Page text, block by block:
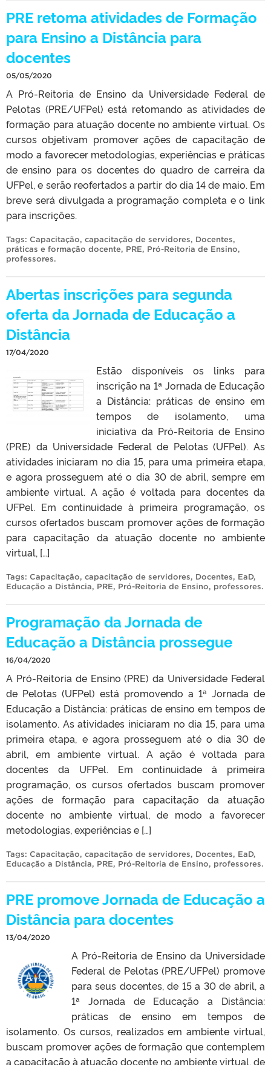
PRE retoma atividades de Formação
para Ensino a Distância para
docentes
05/05/2020
A Pró-Reitoria de Ensino da Universidade Federal de
Pelotas (PRE/UFPel) está retomando as atividades de
formação para atuação docente no ambiente virtual. Os
cursos objetivam promover ações de capacitação de
modo a favorecer metodologias, experiências e práticas
de ensino para os docentes do quadro de carreira da
UFPel, e serão reofertados a partir do dia 14 de maio. Em
breve será divulgada a programação completa e o link
para inscrições.
Tags: Capacitação, capacitação de servidores, Docentes,
práticas e formação docente, PRE, Pró-Reitoria de Ensino,
professores.
Abertas inscrições para segunda
oferta da Jornada de Educação a
Distância
17/04/2020
Estão disponíveis os links para
inscrição na 1ª Jornada de Educação
a Distância: práticas de ensino em
tempos de isolamento, uma
iniciativa da Pró-Reitoria de Ensino
(PRE) da Universidade Federal de Pelotas (UFPel). As
atividades iniciaram no dia 15, para uma primeira etapa,
e agora prosseguem até o dia 30 de abril, sempre em
ambiente virtual. A ação é voltada para docentes da
UFPel. Em continuidade à primeira programação, os
cursos ofertados buscam promover ações de formação
para capacitação da atuação docente no ambiente
virtual, […]
Tags: Capacitação, capacitação de servidores, Docentes, EaD,
Educação a Distância, PRE, Pró-Reitoria de Ensino, professores.
Programação da Jornada de
Educação a Distância prossegue
16/04/2020
A Pró-Reitoria de Ensino (PRE) da Universidade Federal
de Pelotas (UFPel) está promovendo a 1ª Jornada de
Educação a Distância: práticas de ensino em tempos de
isolamento. As atividades iniciaram no dia 15, para uma
primeira etapa, e agora prosseguem até o dia 30 de
abril, em ambiente virtual. A ação é voltada para
docentes da UFPel. Em continuidade à primeira
programação, os cursos ofertados buscam promover
ações de formação para capacitação da atuação
docente no ambiente virtual, de modo a favorecer
metodologias, experiências e […]
Tags: Capacitação, capacitação de servidores, Docentes, EaD,
Educação a Distância, PRE, Pró-Reitoria de Ensino, professores.
PRE promove Jornada de Educação a
Distância para docentes
13/04/2020
A Pró-Reitoria de Ensino da Universidade
Federal de Pelotas (PRE/UFPel) promove
para seus docentes, de 15 a 30 de abril, a
1ª Jornada de Educação a Distância:
práticas de ensino em tempos de
isolamento. Os cursos, realizados em ambiente virtual,
buscam promover ações de formação que contemplem
a capacitação à atuação docente no ambiente virtual, de